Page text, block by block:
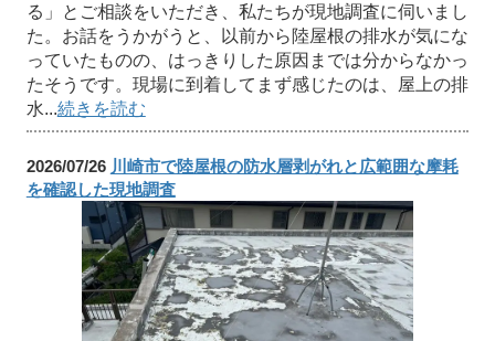
る」とご相談をいただき、私たちが現地調査に伺いまし
た。お話をうかがうと、以前から陸屋根の排水が気にな
っていたものの、はっきりした原因までは分からなかっ
たそうです。現場に到着してまず感じたのは、屋上の排
水...続きを読む
2026/07/26 川崎市で陸屋根の防水層剥がれと広範囲な摩耗
を確認した現地調査